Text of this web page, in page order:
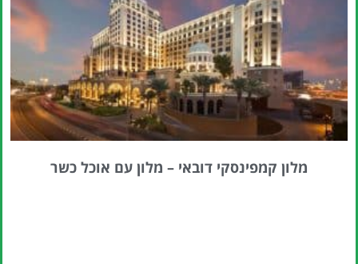
מלון קמפינסקי דובאי – מלון עם אוכל כשר